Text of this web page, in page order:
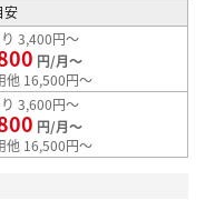
安
3,400円～
円/月～
他 16,500円～
3,600円～
円/月～
他 16,500円～